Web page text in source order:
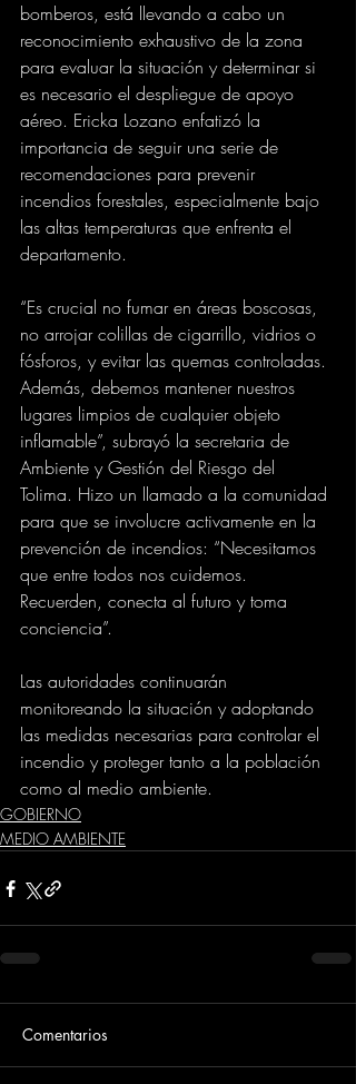
bomberos, está llevando a cabo un
reconocimiento exhaustivo de la zona
para evaluar la situación y determinar si
es necesario el despliegue de apoyo
aéreo. Ericka Lozano enfatizó la
importancia de seguir una serie de
recomendaciones para prevenir
incendios forestales, especialmente bajo
las altas temperaturas que enfrenta el
departamento.
“Es crucial no fumar en áreas boscosas,
no arrojar colillas de cigarrillo, vidrios o
fósforos, y evitar las quemas controladas.
Además, debemos mantener nuestros
lugares limpios de cualquier objeto
inflamable”, subrayó la secretaria de
Ambiente y Gestión del Riesgo del
Tolima. Hizo un llamado a la comunidad
para que se involucre activamente en la
prevención de incendios: “Necesitamos
que entre todos nos cuidemos.
Recuerden, conecta al futuro y toma
conciencia”.
Las autoridades continuarán
monitoreando la situación y adoptando
las medidas necesarias para controlar el
incendio y proteger tanto a la población
como al medio ambiente.
GOBIERNO
MEDIO AMBIENTE
Comentarios